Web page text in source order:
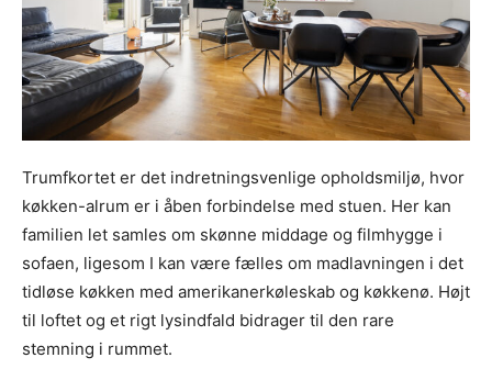
Trumfkortet er det indretningsvenlige opholdsmiljø, hvor
køkken-alrum er i åben forbindelse med stuen. Her kan
familien let samles om skønne middage og filmhygge i
sofaen, ligesom I kan være fælles om madlavningen i det
tidløse køkken med amerikanerkøleskab og køkkenø. Højt
til loftet og et rigt lysindfald bidrager til den rare
stemning i rummet.